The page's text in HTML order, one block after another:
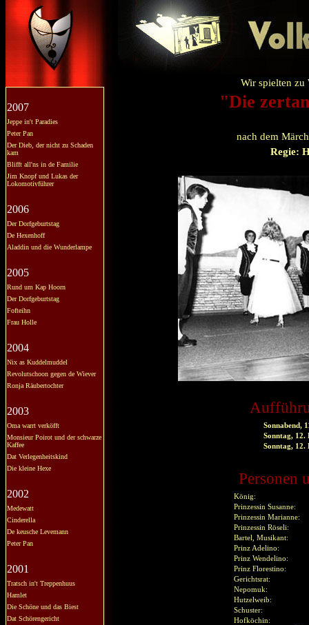
2007
Jeppe in't Paradies
Peter Pan
Der Dieb, der nicht zu Schaden
kam
Blifft all'ns in de Familie
Jim Knopf und Lukas der
Lokomotivführer
2006
Der Dorfgeburtstag
De Hexenhoff
Aladdin und die Wunderlampe
2005
Rund um Kap Hoorn
Der Dorfgeburtstag
Fofteihn
Frau Holle
2004
Nix as Kuddelmuddel
Revolutschoon gegen de Wiever
Ronja Räubertochter
2003
Oma warrt verköfft
Monsieur Poirot und der schwarze
Kaffee
Dat Verlegenheitskind
Die kleine Hexe
2002
Medewatt
Cinderella
De keusche Levemann
Peter Pan
2001
Tratsch in't Treppenhuus
Hamlet
Die Schöne und das Biest
Dat Schörengericht
Wir spielten zu
"Die
nach dem
Regie:
Sonnabend,
Sonntag, 12.
Sonntag, 12.
Personen
König:
Prinzessin Susanne:
Prinzessin Marianne:
Prinzessin Röseli:
Bartel, Musikant:
Prinz Adelino:
Prinz Wendelino:
Prinz Florestino:
Gerichtsrat:
Nepomuk:
Hutzelweib:
Schuster:
Hofköchin: